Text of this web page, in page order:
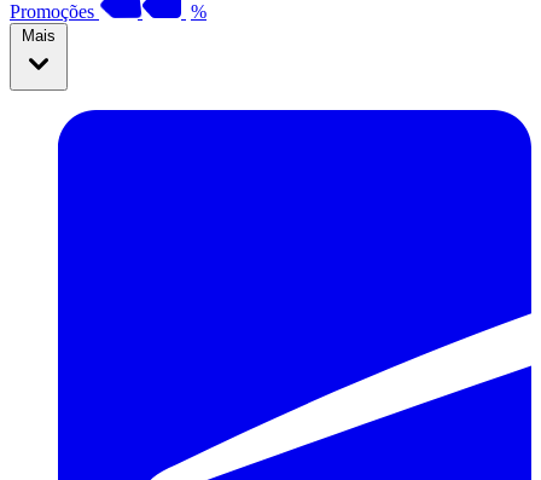
Promoções %
Mais